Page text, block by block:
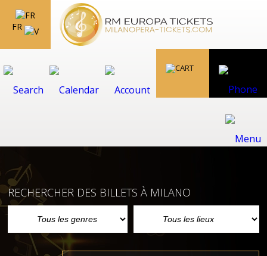
FR
RECHERCHER DES BILLETS À MILANO